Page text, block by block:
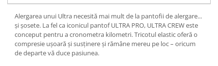
Alergarea unui Ultra necesită mai mult de la pantofii de alergare...
și șosete. La fel ca iconicul pantof ULTRA PRO, ULTRA CREW este
conceput pentru a cronometra kilometri. Tricotul elastic oferă o
compresie ușoară și susținere și rămâne mereu pe loc – oricum
de departe vă duce pasiunea.